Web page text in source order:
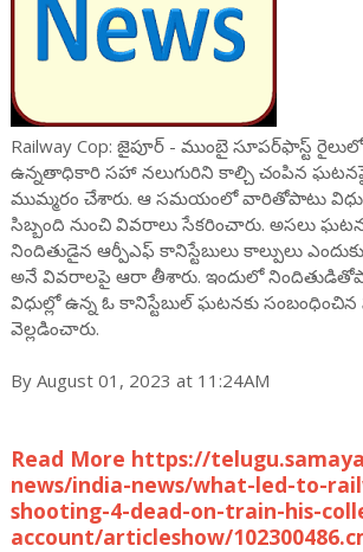
Railway Cop: జైపూర్ - ముంబై సూపర్‌ఫాస్ట్
ఉన్నతాధికారి సహా నలుగురిని కాల్చి చంపిన ఘటనపై
ముమ్మరం చేశారు. ఆ సమయంలో వారితోపాటు
సిబ్బంది నుంచి వివరాలు సేకరించారు. అసలు
నిందితుడైన ఆర్పీఎఫ్ కానిస్టేబులు కాల్పులు
అనే వివరాలపై ఆరా తీశారు. ఇందులో
విధుల్లో ఉన్న ఓ కానిస్టేబుల్ ఘటనకు
వెల్లడించారు.
By August 01, 2023 at 11:24AM
Read More https://
news/india-news/what-led-to-
shooting-4-dead-on-train-his-
account/articleshow/